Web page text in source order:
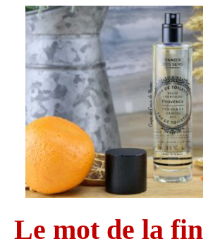
Le mot de la